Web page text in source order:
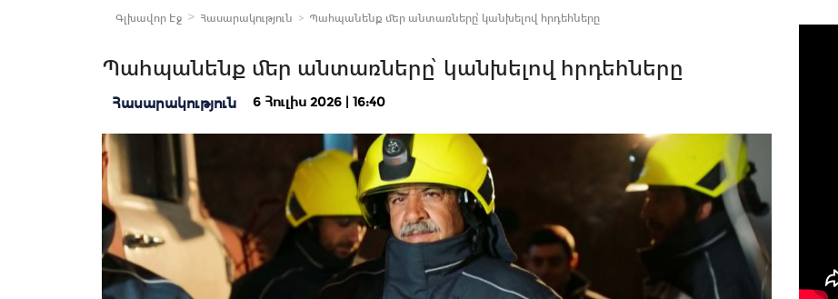
Գլխավոր Էջ Հասարակություն Պահպանենք մեր անտառները՝ կանխելով հրդեհները
Պահպանենք մեր անտառները՝ կանխելով հրդեհները
Հասարակություն 6 Հուլիս 2026 | 16:40